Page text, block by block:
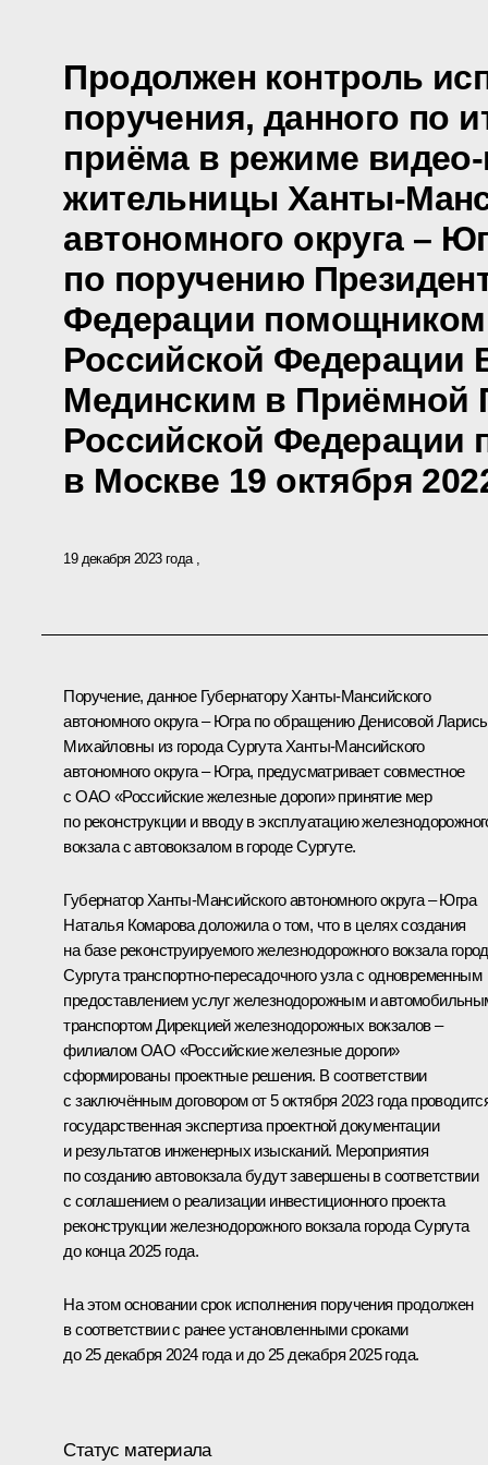
Продолжен контроль
поручения, данного по
приёма в режиме
жительницы Ханты-
автономного округа –
по поручению
Федерации помощником
Российской Федерации
Мединским в Приёмной
Российской Федерации
в Москве 19 октября
19 декабря 2023 года
Поручение, данное Губернатору Ханты-Мансийского
автономного округа – Югра по обращению Денисовой
Михайловны из города Сургута Ханты-Мансийского
автономного округа – Югра, предусматривает совместное
с ОАО «Российские железные дороги» принятие мер
по реконструкции и вводу в эксплуатацию
вокзала с автовокзалом в городе Сургуте.
Губернатор Ханты-Мансийского автономного округа – Югра
Наталья Комарова доложила о том, что в целях создания
на базе реконструируемого железнодорожного вокзала
Сургута транспортно-пересадочного узла с одновременным
предоставлением услуг железнодорожным и
транспортом Дирекцией железнодорожных вокзалов –
филиалом ОАО «Российские железные дороги»
сформированы проектные решения. В соответствии
с заключённым договором от 5 октября 2023 года
государственная экспертиза проектной документации
и результатов инженерных изысканий. Мероприятия
по созданию автовокзала будут завершены в соответствии
с соглашением о реализации инвестиционного проекта
реконструкции железнодорожного вокзала города Сургута
до конца 2025 года.
На этом основании срок исполнения поручения продолжен
в соответствии с ранее установленными сроками
до 25 декабря 2024 года и до 25 декабря 2025 года.
Статус материала